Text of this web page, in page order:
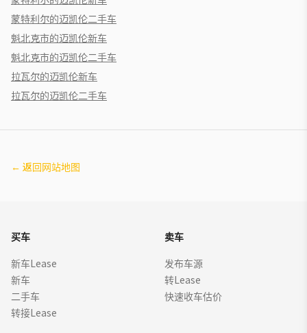
蒙特利尔的迈凯伦二手车
魁北克市的迈凯伦新车
魁北克市的迈凯伦二手车
拉瓦尔的迈凯伦新车
拉瓦尔的迈凯伦二手车
← 返回网站地图
买车
新车Lease
新车
二手车
转接Lease
卖车
发布车源
转Lease
快速收车估价